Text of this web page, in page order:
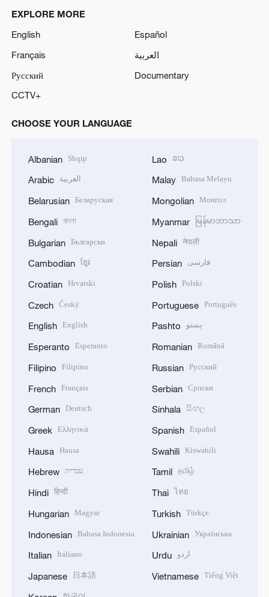
EXPLORE MORE
English
Español
Français
العربية
Русский
Documentary
CCTV+
CHOOSE YOUR LANGUAGE
Albanian Shqip
Arabic العربية
Belarusian Беларуская
Bengali বাংলা
Bulgarian Български
Cambodian ខ្មែរ
Croatian Hrvatski
Czech Český
English English
Esperanto Esperanto
Filipino Filipino
French Français
German Deutsch
Greek Ελληνικά
Hausa Hausa
Hebrew עברית
Hindi हिन्दी
Hungarian Magyar
Indonesian Bahasa Indonesia
Italian Italiano
Japanese 日本語
Lao ລາວ
Malay Bahasa Melayu
Mongolian Монгол
Myanmar မြန်မာဘာသာ
Nepali नेपाली
Persian فارسی
Polish Polski
Portuguese Português
Pashto پښتو
Romanian Română
Russian Русский
Serbian Српски
Sinhala සිංහල
Spanish Español
Swahili Kiswahili
Tamil தமிழ்
Thai ไทย
Turkish Türkçe
Ukrainian Українська
Urdu اردو
Vietnamese Tiếng Việt